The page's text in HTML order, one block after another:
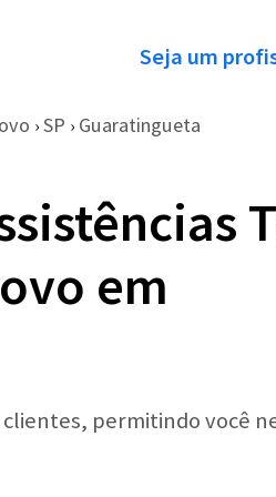
Seja um
› SP › Guaratingueta
em
permitindo você